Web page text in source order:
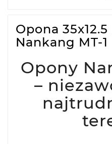
Opona 35x12.5
Nankang MT-1
Opony
–